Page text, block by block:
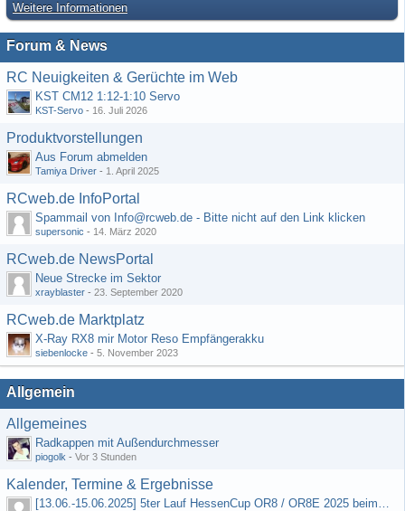
Weitere Informationen
Forum & News
RC Neuigkeiten & Gerüchte im Web
KST CM12 1:12-1:10 Servo
KST-Servo - 16. Juli 2026
Produktvorstellungen
Aus Forum abmelden
Tamiya Driver - 1. April 2025
RCweb.de InfoPortal
Spammail von Info@rcweb.de - Bitte nicht auf den Link klicken
supersonic - 14. März 2020
RCweb.de NewsPortal
Neue Strecke im Sektor
xrayblaster - 23. September 2020
RCweb.de Marktplatz
X-Ray RX8 mir Motor Reso Empfängerakku
siebenlocke - 5. November 2023
Allgemein
Allgemeines
Radkappen mit Außendurchmesser
piogolk - Vor 3 Stunden
Kalender, Termine & Ergebnisse
[13.06.-15.06.2025] 5ter Lauf HessenCup OR8 / OR8E 2025 beim MSC Ober-Mörlen e.V.